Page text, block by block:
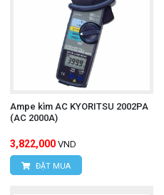
Đình Cúc, Xã Tân
Tp.Hồ Chí Minh.
hồ vạn năng bỏ túi HIOKI
Ampe kìm AC KYORITSU 2002PA
(AC 2000A)
3,822,000 VND
ĐẶT MUA